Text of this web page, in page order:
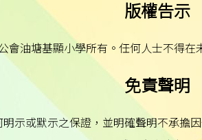
版權告示
會油塘基顯小學所有。任何人士不得在
免責聲明
示或默示之保證，並明確聲明不承